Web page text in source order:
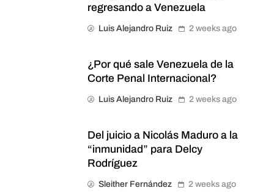
regresando a Venezuela
Luis Alejandro Ruiz 2 weeks ago
¿Por qué sale Venezuela de la
Corte Penal Internacional?
Luis Alejandro Ruiz 2 weeks ago
Del juicio a Nicolás Maduro a la
“inmunidad” para Delcy
Rodríguez
Sleither Fernández 2 weeks ago